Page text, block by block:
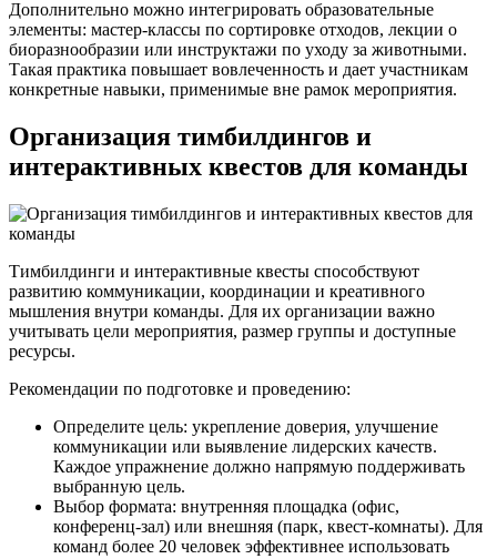
Дополнительно можно интегрировать образовательные
элементы: мастер-классы по сортировке отходов, лекции о
биоразнообразии или инструктажи по уходу за животными.
Такая практика повышает вовлеченность и дает участникам
конкретные навыки, применимые вне рамок мероприятия.
Организация тимбилдингов и
интерактивных квестов для команды
Тимбилдинги и интерактивные квесты способствуют
развитию коммуникации, координации и креативного
мышления внутри команды. Для их организации важно
учитывать цели мероприятия, размер группы и доступные
ресурсы.
Рекомендации по подготовке и проведению:
Определите цель: укрепление доверия, улучшение
коммуникации или выявление лидерских качеств.
Каждое упражнение должно напрямую поддерживать
выбранную цель.
Выбор формата: внутренняя площадка (офис,
конференц-зал) или внешняя (парк, квест-комнаты). Для
команд более 20 человек эффективнее использовать